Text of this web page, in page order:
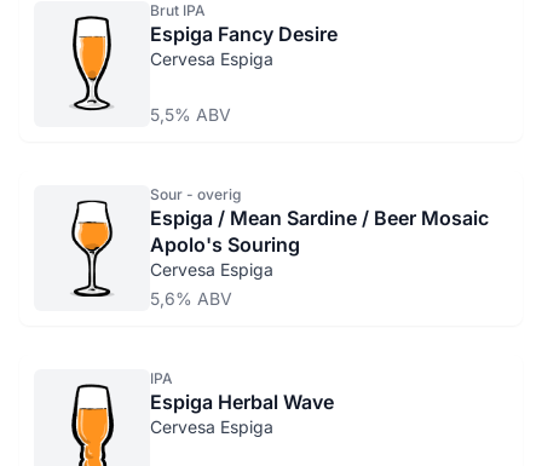
Brut IPA
Espiga Fancy Desire
Cervesa Espiga
5,5% ABV
Sour - overig
Espiga / Mean Sardine / Beer Mosaic
Apolo's Souring
Cervesa Espiga
5,6% ABV
IPA
Espiga Herbal Wave
Cervesa Espiga